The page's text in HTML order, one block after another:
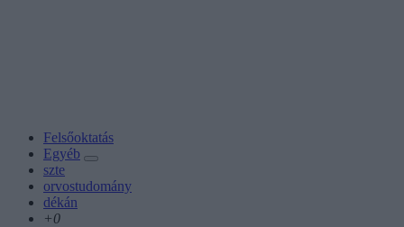
Felsőoktatás
Egyéb
szte
orvostudomány
dékán
+0